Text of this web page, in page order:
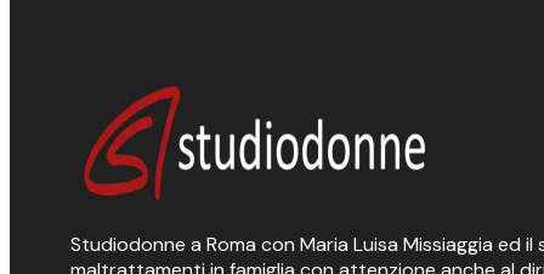
Studiodonne a Roma con Maria Luisa Missiaggia ed